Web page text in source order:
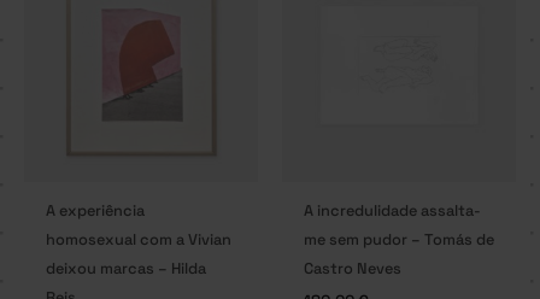
A experiência
homosexual com a Vivian
deixou marcas – Hilda
A incredulidade assalta-
me sem pudor – Tomás de
Castro Neves